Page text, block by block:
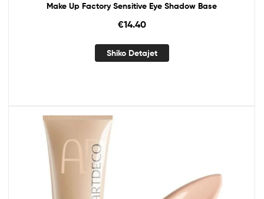
Make Up Factory Sensitive Eye Shadow Base
€14.40
Shiko Detajet